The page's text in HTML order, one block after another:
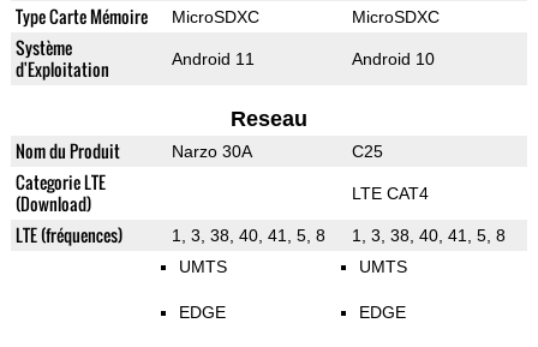
Type Carte Mémoire MicroSDXC MicroSDXC
Système
d'Exploitation
Android 11 Android 10
Reseau
Nom du Produit Narzo 30A C25
Categorie LTE
(Download)
LTE CAT4
LTE (fréquences) 1, 3, 38, 40, 41, 5, 8 1, 3, 38, 40, 41, 5, 8
UMTS
EDGE
UMTS
EDGE